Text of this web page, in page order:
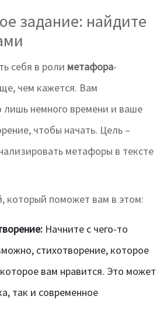
задание: найдите
себя в роли метафора-
чем кажется. Вам
лишь немного времени и ваше
чтобы начать. Цель –
метафоры в тексте
который поможет вам в этом:
Начните с чего-то
стихотворение, которое
вам нравится. Это может
так и современное